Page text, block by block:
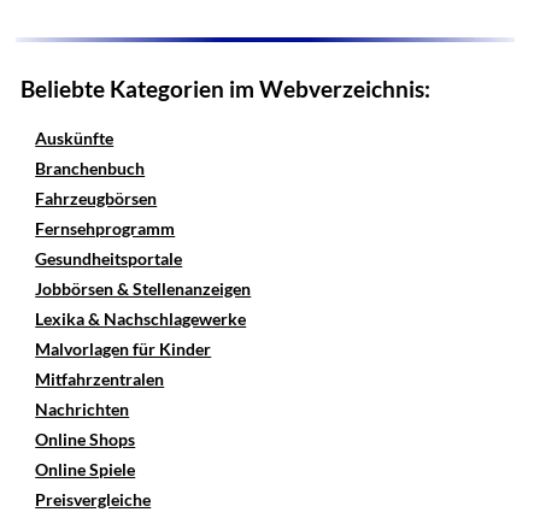
Beliebte Kategorien im Webverzeichnis:
Auskünfte
Branchenbuch
Fahrzeugbörsen
Fernsehprogramm
Gesundheitsportale
Jobbörsen & Stellenanzeigen
Lexika & Nachschlagewerke
Malvorlagen für Kinder
Mitfahrzentralen
Nachrichten
Online Shops
Online Spiele
Preisvergleiche